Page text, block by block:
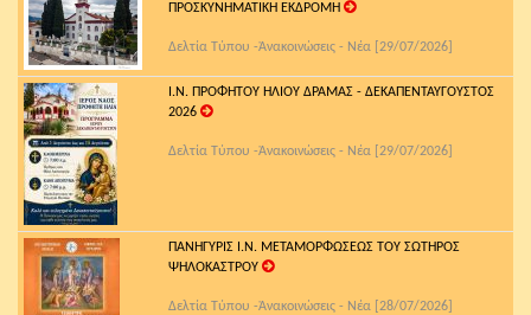
ΠΡΟΣΚΥΝΗΜΑΤΙΚΗ ΕΚΔΡΟΜΗ
Δελτία Τύπου -Ἀνακοινώσεις - Νέα [29/07/2026]
Ι.Ν. ΠΡΟΦΗΤΟΥ ΗΛΙΟΥ ΔΡΑΜΑΣ - ΔΕΚΑΠΕΝΤΑΥΓΟΥΣΤΟΣ
2026
Δελτία Τύπου -Ἀνακοινώσεις - Νέα [29/07/2026]
ΠΑΝΗΓΥΡΙΣ Ι.Ν. ΜΕΤΑΜΟΡΦΩΣΕΩΣ ΤΟΥ ΣΩΤΗΡΟΣ
ΨΗΛΟΚΑΣΤΡΟΥ
Δελτία Τύπου -Ἀνακοινώσεις - Νέα [28/07/2026]